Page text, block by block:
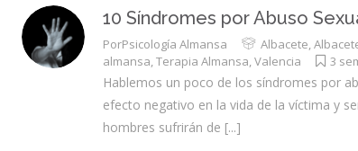
Habilidades sociales
Trastornos sexuales
adolescentes
10 Síndromes por Abuso
PorPsicología Almansa Albacete,
almansa,Terapia Almansa,Valencia 3
Hablemos un poco de los síndromes por
efecto negativo en la vida de la víctima y
hombres sufrirán de [...]